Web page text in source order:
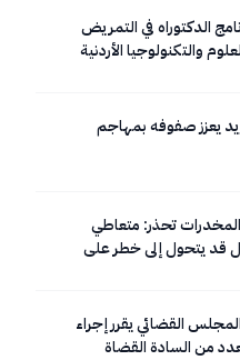
الدكتوراه في التمريض
والتكنولوجيا الأردنية
يعزز صفوفه بمهاجم
تحذر: متعاطي
قد يتحول إلى خطر على
القضائي يقرر إجراء
من السادة القضاة